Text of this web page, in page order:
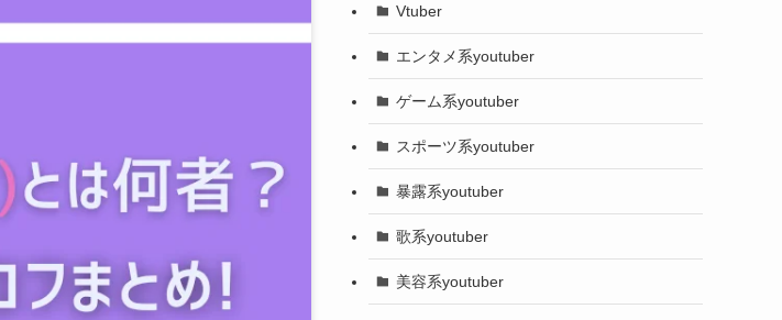
Vtuber
エンタメ系youtuber
ゲーム系youtuber
スポーツ系youtuber
暴露系youtuber
歌系youtuber
美容系youtuber